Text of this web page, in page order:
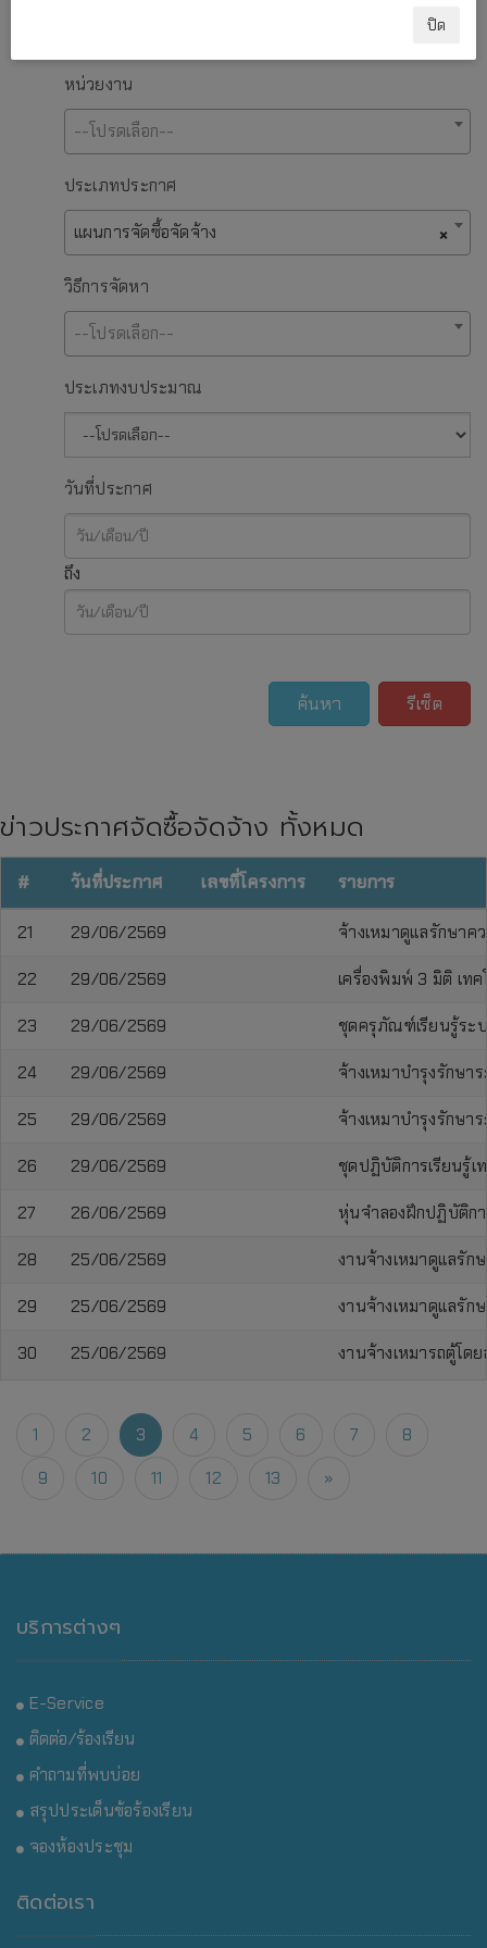
หน่วยงาน
--โปรดเลือก--
ประเภทประกาศ
×
แผนการจัดซื้อจัดจ้าง
วิธีการจัดหา
--โปรดเลือก--
ประเภทงบประมาณ
วันที่ประกาศ
ถึง
ค้นหา รีเซ็ต
ข่าวประกาศจัดซื้อจัดจ้าง ทั้งหมด
# วันที่ประกาศ เลขที่โครงการ รายการ
21 29/06/2569 จ้างเหมาดูแลรักษา
22 29/06/2569 เครื่องพิมพ์ 3 มิติ เท
23 29/06/2569 ชุดครุภัณฑ์เรียนรู้ระ
24 29/06/2569 จ้างเหมาบำรุงรักษา
25 29/06/2569 จ้างเหมาบำรุงรักษา
26 29/06/2569 ชุดปฏิบัติการเรียนรู้
27 26/06/2569 หุ่นจำลองฝึกปฏิบัติก
28 25/06/2569 งานจ้างเหมาดูแลรั
29 25/06/2569 งานจ้างเหมาดูแลรั
30 25/06/2569 งานจ้างเหมารถตู้โ
1 2 3 4 5 6 7
8
9
10 11 12 13 »
บริการต่างๆ
E-Service
ติดต่อ/ร้องเรียน
คำถามที่พบบ่อย
สรุปประเด็นข้อร้องเรียน
จองห้องประชุม
ติดต่อเรา
ปิด